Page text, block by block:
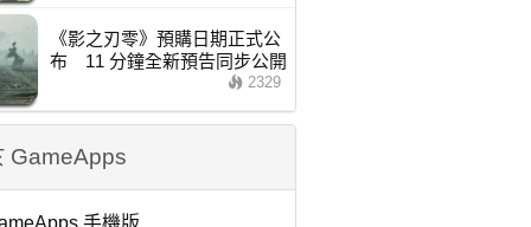
《影之刃零》預購日期正式公
布 11 分鐘全新預告同步公開
2329
GameApps
手機版